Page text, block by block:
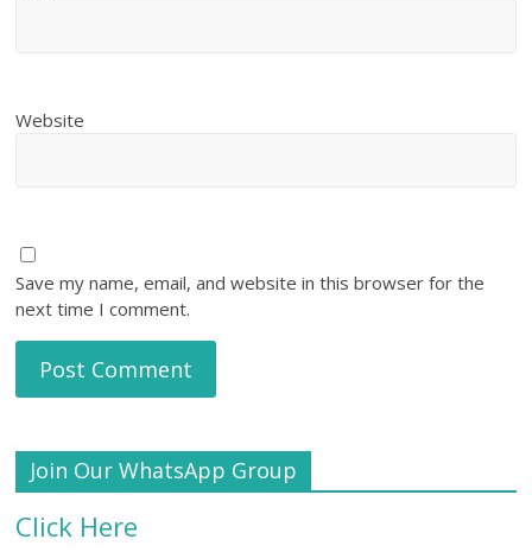
Website
Save my name, email, and website in this browser for the
next time I comment.
Join Our WhatsApp Group
Click Here